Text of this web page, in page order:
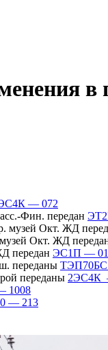
в
— 072
Фин. передан
музей Окт. ЖД
Окт. ЖД
передан ЭС1П —
переданы
переданы 2ЭС4К
1008
— 213